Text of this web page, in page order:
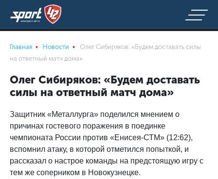
Главная Новости
Олег Сибиряков: «Будем доставать силы
на ответный матч дома»
Олег Сибиряков: «Будем доставать
силы на ответный матч дома»
Защитник «Металлурга» поделился мнением о
причинах гостевого поражения в поединке
чемпионата России против «Енисея-СТМ» (12:62),
вспомнил атаку, в которой отметился попыткой, и
рассказал о настрое команды на предстоящую игру с
тем же соперником в Новокузнецке.